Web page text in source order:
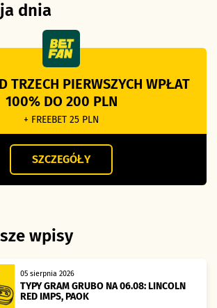
dnia
TRZECH PIERWSZYCH WPŁAT
100% DO 200 PLN
+ FREEBET 25 PLN
SZCZEGÓŁY
wpisy
05 sierpnia 2026
TYPY GRAM GRUBO NA 06.08: LINCOLN
RED IMPS, PAOK